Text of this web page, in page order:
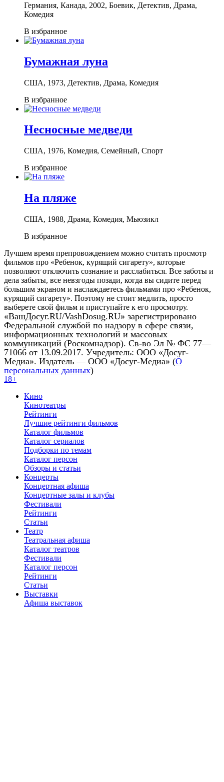
Германия, Канада, 2002, Боевик, Детектив, Драма,
Комедия
В избранное
Бумажная луна
США, 1973, Детектив, Драма, Комедия
В избранное
Несносные медведи
США, 1976, Комедия, Семейный, Спорт
В избранное
На пляже
США, 1988, Драма, Комедия, Мьюзикл
В избранное
Лучшем время препровождением можно считать просмотр
фильмов про «Ребенок, курящий сигарету», которые
позволяют отключить сознание и расслабиться. Все заботы и
дела забыты, все невзгоды позади, когда вы сидите перед
большим экраном и наслаждаетесь фильмами про «Ребенок,
курящий сигарету». Поэтому не стоит медлить, просто
выберете свой фильм и приступайте к его просмотру.
«ВашДосуг.RU/VashDosug.RU» зарегистрировано
Федеральной службой по надзору в сфере связи,
информационных технологий и массовых
коммуникаций (Роскомнадзор). Св-во Эл № ФС 77—
71066 от 13.09.2017. Учредитель: ООО «Досуг-
Медиа». Издатель — ООО «Досуг-Медиа» (О
персональных данных)
18+
Кино
Кинотеатры
Рейтинги
Лучшие рейтинги фильмов
Каталог фильмов
Каталог сериалов
Подборки по темам
Каталог персон
Обзоры и статьи
Концерты
Концертная афиша
Концертные залы и клубы
Фестивали
Рейтинги
Статьи
Театр
Театральная афиша
Каталог театров
Фестивали
Каталог персон
Рейтинги
Статьи
Выставки
Афиша выставок